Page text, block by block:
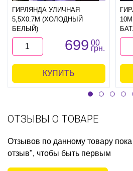
ГИРЛЯНДА УЛИЧНАЯ
5,5Х0.7М (ХОЛОДНЫЙ
БЕЛЫЙ)
699 00
грн.
КУПИТЬ
ОТЗЫВЫ О ТОВАРЕ
Отзывов по данному товару
отзыв", чтобы быть первым